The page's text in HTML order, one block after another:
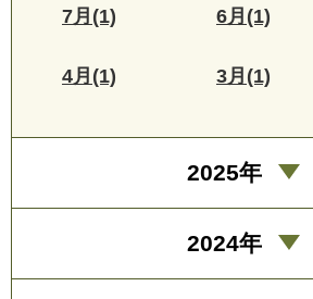
7月(1) 6月(1)
4月(1) 3月(1)
2025年
2024年